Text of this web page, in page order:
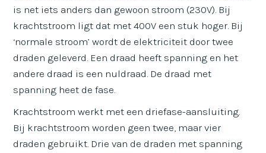
is net iets anders dan gewoon stroom (230V). Bij
krachtstroom ligt dat met 400V een stuk hoger. Bij
‘normale stroom’ wordt de elektriciteit door twee
draden geleverd. Een draad heeft spanning en het
andere draad is een nuldraad. De draad met
spanning heet de fase.
Krachtstroom werkt met een driefase-aansluiting.
Bij krachtstroom worden geen twee, maar vier
draden gebruikt. Drie van de draden met spanning